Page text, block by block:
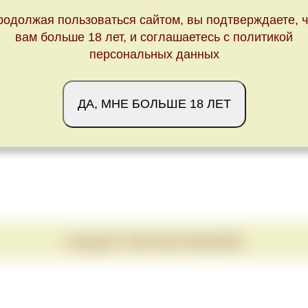
пользоваться сайтом, вы подтверждаете,
вам больше 18 лет, и соглашаетесь с политикой
персональных данных
ДА, МНЕ БОЛЬШЕ 18 ЛЕТ